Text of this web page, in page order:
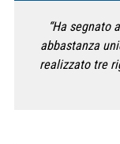
“Ha segnato
abbastanza
realizzato tre